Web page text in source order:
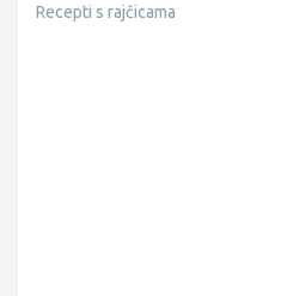
Recepti s rajčicama